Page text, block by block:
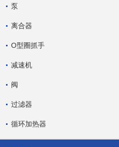
泵
离合器
O型圈抓手
减速机
阀
过滤器
循环加热器